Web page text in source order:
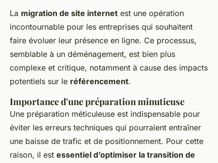
La migration de site internet est une opération
incontournable pour les entreprises qui souhaitent
faire évoluer leur présence en ligne. Ce processus,
semblable à un déménagement, est bien plus
complexe et critique, notamment à cause des impacts
potentiels sur le référencement.
Importance d'une préparation minutieuse
Une préparation méticuleuse est indispensable pour
éviter les erreurs techniques qui pourraient entraîner
une baisse de trafic et de positionnement. Pour cette
raison, il est essentiel d’optimiser la transition de